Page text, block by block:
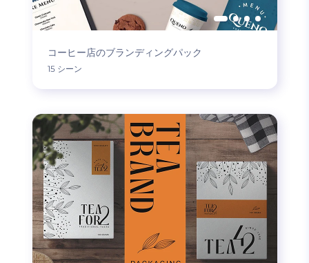
コーヒー店のブランディングパック
15 シーン